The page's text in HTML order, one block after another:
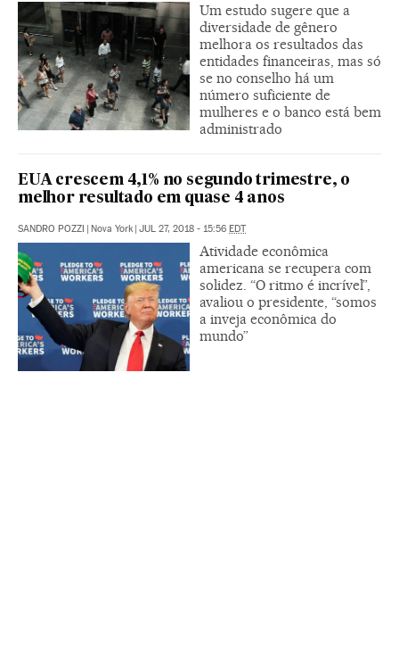
Um estudo sugere que a
diversidade de gênero
melhora os resultados das
entidades financeiras, mas só
se no conselho há um
número suficiente de
mulheres e o banco está bem
administrado
EUA crescem 4,1% no segundo trimestre, o
melhor resultado em quase 4 anos
SANDRO POZZI | Nova York | JUL 27, 2018 - 15:56 EDT
Atividade econômica
americana se recupera com
solidez. “O ritmo é incrível”,
avaliou o presidente, “somos
a inveja econômica do
mundo”